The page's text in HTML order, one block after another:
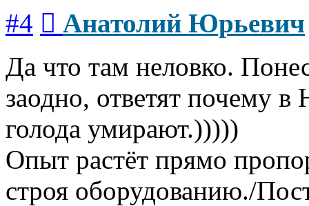
#4 Анатолий Юрьевич
Да что там неловко.
заодно, ответят почему
голода умирают.)))))
Опыт растёт прямо
строя оборудованию./